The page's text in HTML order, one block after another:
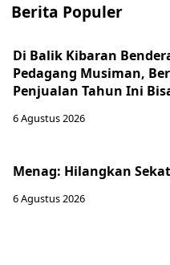
Berita Populer
Di Balik Kibaran
Pedagang Musiman,
Penjualan Tahun Ini
6 Agustus 2026
Menag: Hilangkan
6 Agustus 2026